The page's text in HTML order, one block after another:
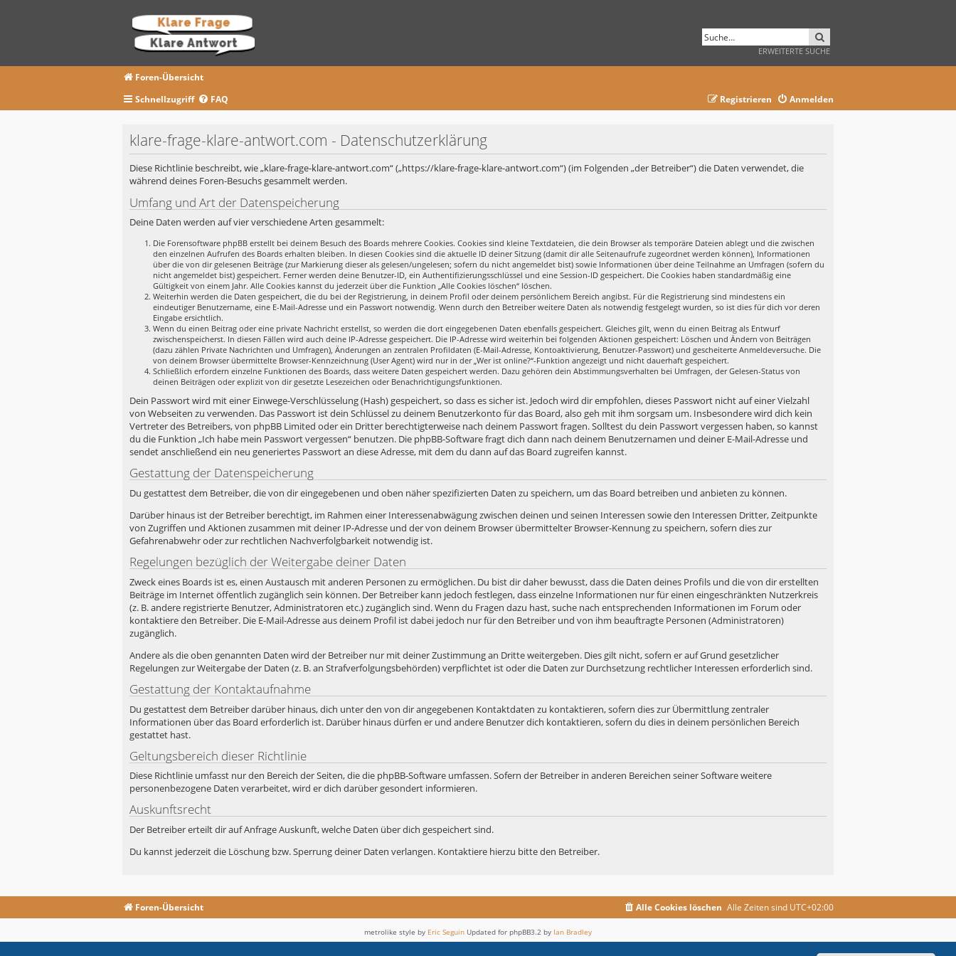
ERWEITERTE SUCHE
Foren-Übersicht
Schnellzugriff
FAQ Anmelden
Registrieren
klare-frage-klare-antwort.com - Datenschutzerklärung
Diese Richtlinie beschreibt, wie „klare-frage-klare-antwort.com“ („https://klare-frage-klare-antwort.com“) (im Folgenden „der Betreiber“) die Daten verwendet, die
während deines Foren-Besuchs gesammelt werden.
Umfang und Art der Datenspeicherung
Deine Daten werden auf vier verschiedene Arten gesammelt:
Die Forensoftware phpBB erstellt bei deinem Besuch des Boards mehrere Cookies. Cookies sind kleine Textdateien, die dein Browser als temporäre Dateien ablegt und die zwischen
den einzelnen Aufrufen des Boards erhalten bleiben. In diesen Cookies sind die aktuelle ID deiner Sitzung (damit dir alle Seitenaufrufe zugeordnet werden können), Informationen
über die von dir gelesenen Beiträge (zur Markierung dieser als gelesen/ungelesen; sofern du nicht angemeldet bist) sowie Informationen über deine Teilnahme an Umfragen (sofern du
nicht angemeldet bist) gespeichert. Ferner werden deine Benutzer-ID, ein Authentifizierungsschlüssel und eine Session-ID gespeichert. Die Cookies haben standardmäßig eine
Gültigkeit von einem Jahr. Alle Cookies kannst du jederzeit über die Funktion „Alle Cookies löschen“ löschen.
Weiterhin werden die Daten gespeichert, die du bei der Registrierung, in deinem Profil oder deinem persönlichem Bereich angibst. Für die Registrierung sind mindestens ein
eindeutiger Benutzername, eine E-Mail-Adresse und ein Passwort notwendig. Wenn durch den Betreiber weitere Daten als notwendig festgelegt wurden, so ist dies für dich vor deren
Eingabe ersichtlich.
Wenn du einen Beitrag oder eine private Nachricht erstellst, so werden die dort eingegebenen Daten ebenfalls gespeichert. Gleiches gilt, wenn du einen Beitrag als Entwurf
zwischenspeicherst. In diesen Fällen wird auch deine IP-Adresse gespeichert. Die IP-Adresse wird weiterhin bei folgenden Aktionen gespeichert: Löschen und Ändern von Beiträgen
(dazu zählen Private Nachrichten und Umfragen), Änderungen an zentralen Profildaten (E-Mail-Adresse, Kontoaktivierung, Benutzer-Passwort) und gescheiterte Anmeldeversuche. Die
von deinem Browser übermittelte Browser-Kennzeichnung (User Agent) wird nur in der „Wer ist online?“-Funktion angezeigt und nicht dauerhaft gespeichert.
Schließlich erfordern einzelne Funktionen des Boards, dass weitere Daten gespeichert werden. Dazu gehören dein Abstimmungsverhalten bei Umfragen, der Gelesen-Status von
deinen Beiträgen oder explizit von dir gesetzte Lesezeichen oder Benachrichtigungsfunktionen.
Dein Passwort wird mit einer Einwege-Verschlüsselung (Hash) gespeichert, so dass es sicher ist. Jedoch wird dir empfohlen, dieses Passwort nicht auf einer Vielzahl
von Webseiten zu verwenden. Das Passwort ist dein Schlüssel zu deinem Benutzerkonto für das Board, also geh mit ihm sorgsam um. Insbesondere wird dich kein
Vertreter des Betreibers, von phpBB Limited oder ein Dritter berechtigterweise nach deinem Passwort fragen. Solltest du dein Passwort vergessen haben, so kannst
du die Funktion „Ich habe mein Passwort vergessen“ benutzen. Die phpBB-Software fragt dich dann nach deinem Benutzernamen und deiner E-Mail-Adresse und
sendet anschließend ein neu generiertes Passwort an diese Adresse, mit dem du dann auf das Board zugreifen kannst.
Gestattung der Datenspeicherung
Du gestattest dem Betreiber, die von dir eingegebenen und oben näher spezifizierten Daten zu speichern, um das Board betreiben und anbieten zu können.
Darüber hinaus ist der Betreiber berechtigt, im Rahmen einer Interessenabwägung zwischen deinen und seinen Interessen sowie den Interessen Dritter, Zeitpunkte
von Zugriffen und Aktionen zusammen mit deiner IP-Adresse und der von deinem Browser übermittelter Browser-Kennung zu speichern, sofern dies zur
Gefahrenabwehr oder zur rechtlichen Nachverfolgbarkeit notwendig ist.
Regelungen bezüglich der Weitergabe deiner Daten
Zweck eines Boards ist es, einen Austausch mit anderen Personen zu ermöglichen. Du bist dir daher bewusst, dass die Daten deines Profils und die von dir erstellten
Beiträge im Internet öffentlich zugänglich sein können. Der Betreiber kann jedoch festlegen, dass einzelne Informationen nur für einen eingeschränkten Nutzerkreis
(z. B. andere registrierte Benutzer, Administratoren etc.) zugänglich sind. Wenn du Fragen dazu hast, suche nach entsprechenden Informationen im Forum oder
kontaktiere den Betreiber. Die E-Mail-Adresse aus deinem Profil ist dabei jedoch nur für den Betreiber und von ihm beauftragte Personen (Administratoren)
zugänglich.
Andere als die oben genannten Daten wird der Betreiber nur mit deiner Zustimmung an Dritte weitergeben. Dies gilt nicht, sofern er auf Grund gesetzlicher
Regelungen zur Weitergabe der Daten (z. B. an Strafverfolgungsbehörden) verpflichtet ist oder die Daten zur Durchsetzung rechtlicher Interessen erforderlich sind.
Gestattung der Kontaktaufnahme
Du gestattest dem Betreiber darüber hinaus, dich unter den von dir angegebenen Kontaktdaten zu kontaktieren, sofern dies zur Übermittlung zentraler
Informationen über das Board erforderlich ist. Darüber hinaus dürfen er und andere Benutzer dich kontaktieren, sofern du dies in deinem persönlichen Bereich
gestattet hast.
Geltungsbereich dieser Richtlinie
Diese Richtlinie umfasst nur den Bereich der Seiten, die die phpBB-Software umfassen. Sofern der Betreiber in anderen Bereichen seiner Software weitere
personenbezogene Daten verarbeitet, wird er dich darüber gesondert informieren.
Auskunftsrecht
Der Betreiber erteilt dir auf Anfrage Auskunft, welche Daten über dich gespeichert sind.
Du kannst jederzeit die Löschung bzw. Sperrung deiner Daten verlangen. Kontaktiere hierzu bitte den Betreiber.
Foren-Übersicht Alle Zeiten sind UTC+02:00
Alle Cookies löschen
metrolike style by Eric Seguin Updated for phpBB3.2 by Ian Bradley
Powered byphpBB® Forum Software © phpBB Limited